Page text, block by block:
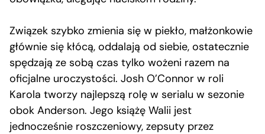
Związek szybko zmienia się w piekło, małżonkowie
głównie się kłócą, oddalają od siebie, ostatecznie
spędzają ze sobą czas tylko wożeni razem na
oficjalne uroczystości. Josh O’Connor w roli
Karola tworzy najlepszą rolę w serialu w sezonie
obok Anderson. Jego książę Walii jest
jednocześnie roszczeniowy, zepsuty przez